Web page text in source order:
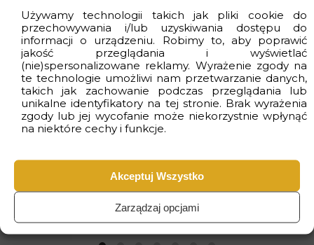
Używamy technologii takich jak pliki cookie do
przechowywania i/lub uzyskiwania dostępu do
informacji o urządzeniu. Robimy to, aby poprawić
jakość przeglądania i wyświetlać
(nie)spersonalizowane reklamy. Wyrażenie zgody na
te technologie umożliwi nam przetwarzanie danych,
takich jak zachowanie podczas przeglądania lub
unikalne identyfikatory na tej stronie. Brak wyrażenia
zgody lub jej wycofanie może niekorzystnie wpłynąć
na niektóre cechy i funkcje.
Akceptuj Wszystko
Zarządzaj opcjami
Wizualizacje